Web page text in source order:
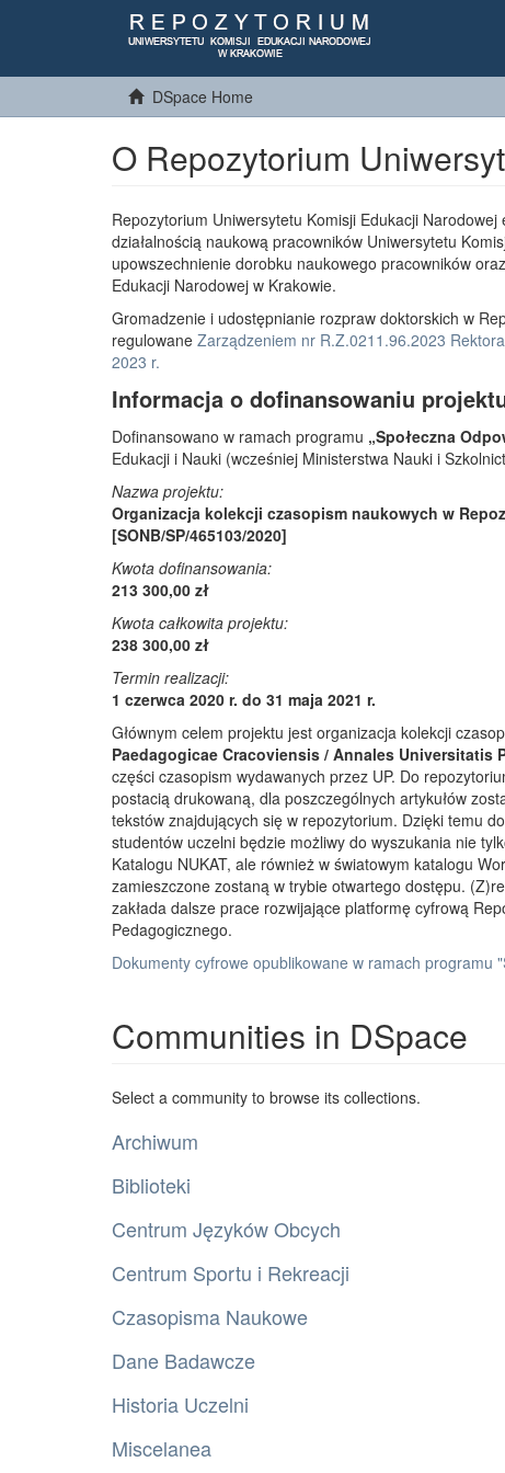
DSpace Home
O Repozytorium
Repozytorium Uniwersytetu Komisji Edukacji
działalnością naukową pracowników Uniwersytetu
upowszechnienie dorobku naukowego pracowników
Edukacji Narodowej w Krakowie.
Gromadzenie i udostępnianie rozpraw doktorskich w
regulowane Zarządzeniem nr R.Z.0211.96.2023
2023 r.
Informacja o dofinansowaniu
Dofinansowano w ramach programu „Społeczna
Edukacji i Nauki (wcześniej Ministerstwa Nauki i
Nazwa projektu:
Organizacja kolekcji czasopism naukowych w
[SONB/SP/465103/2020]
Kwota dofinansowania:
213 300,00 zł
Kwota całkowita projektu:
238 300,00 zł
Termin realizacji:
1 czerwca 2020 r. do 31 maja 2021 r.
Głównym celem projektu jest organizacja kolekcji
Paedagogicae Cracoviensis / Annales Universitatis
części czasopism wydawanych przez UP. Do
postacią drukowaną, dla poszczególnych artykułów
tekstów znajdujących się w repozytorium. Dzięki temu
studentów uczelni będzie możliwy do wyszukania nie
Katalogu NUKAT, ale również w światowym katalogu
zamieszczone zostaną w trybie otwartego dostępu.
zakłada dalsze prace rozwijające platformę cyfrową
Pedagogicznego.
Dokumenty cyfrowe opublikowane w ramach programu
Communities in DSpace
Select a community to browse its collections.
Archiwum
Biblioteki
Centrum Języków Obcych
Centrum Sportu i Rekreacji
Czasopisma Naukowe
Dane Badawcze
Historia Uczelni
Miscelanea